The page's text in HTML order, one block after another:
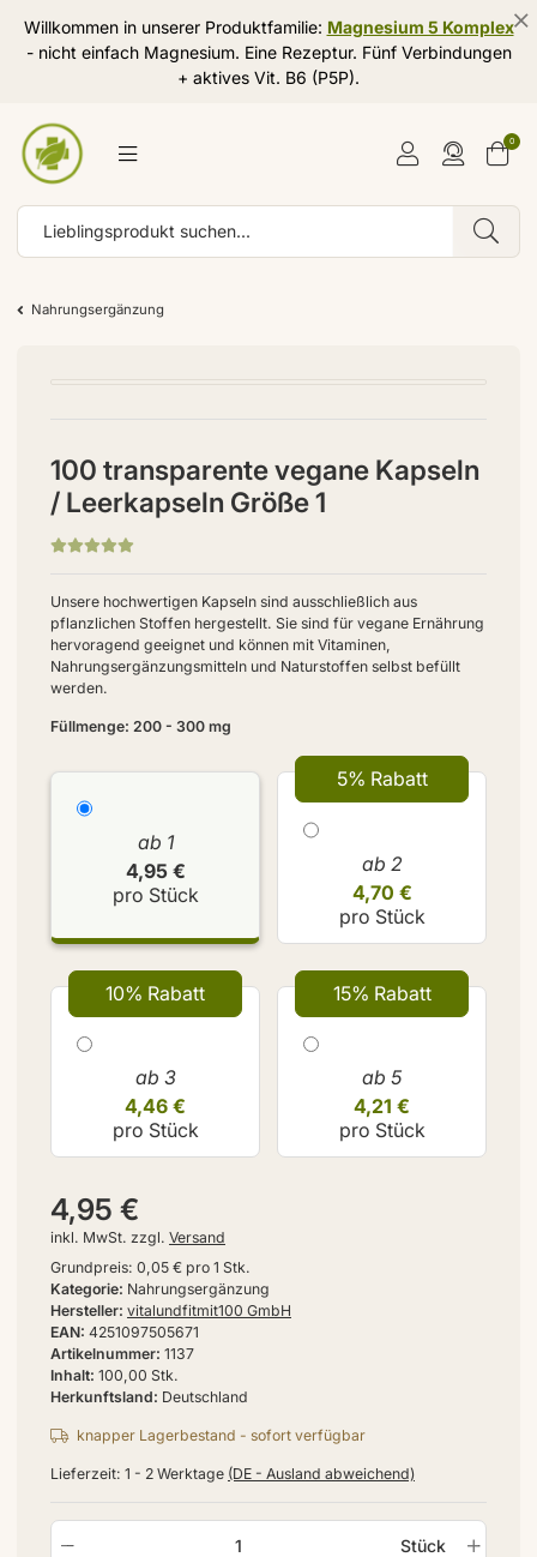
Willkommen in unserer Produktfamilie: Magnesium 5 Komplex
- nicht einfach Magnesium. Eine Rezeptur. Fünf Verbindungen
+ aktives Vit. B6 (P5P).
0
Nahrungsergänzung
100 transparente vegane Kapseln
/ Leerkapseln Größe 1
Inhalt 100,00 Stk.
Hersteller vitalundfitmit100 GmbH
Artikelnummer 1137
EAN 4251097505671
Herkunftsland Deutschland
Kategorie Nahrungsergänzung
Unsere hochwertigen Kapseln sind ausschließlich aus
pflanzlichen Stoffen hergestellt. Sie sind für vegane Ernährung
hervoragend geeignet und können mit Vitaminen,
Nahrungsergänzungsmitteln und Naturstoffen selbst befüllt
werden.
Füllmenge: 200 - 300 mg
4,95 €
inkl. MwSt. zzgl. Versand
Grundpreis: 0,05 € pro 1 Stk.
Stück
knapper Lagerbestand - sofort verfügbar
Lieferzeit: 1 - 2 Werktage (DE - Ausland abweichend)
ab 1
4,95 €
pro Stück
5% Rabatt
ab 2
4,70 €
pro Stück
10% Rabatt
ab 3
4,46 €
pro Stück
15% Rabatt
ab 5
4,21 €
pro Stück